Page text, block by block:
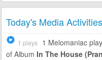
Today's Media Activities
1 plays 1 Melomaniac
of Album In The House